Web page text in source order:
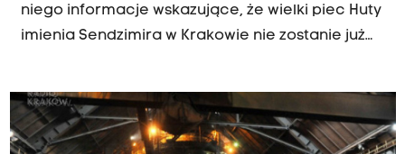
niego informacje wskazujące, że wielki piec Huty
imienia Sendzimira w Krakowie nie zostanie już
wielkiego pieca i stalowni w hucie w Krakowie
oznacza wprost likwidację całego zakładu. Z tym